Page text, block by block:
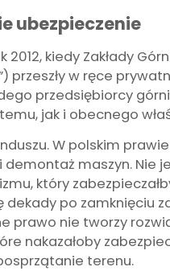
ubezpieczenie
kiedy Zakłady
przeszły w ręce
przedsiębiorcy
jak i obecnego
W polskim
demontaż maszyn. Nie
który
po zamknięciu
prawo nie tworzy
nakazałoby
terenu.